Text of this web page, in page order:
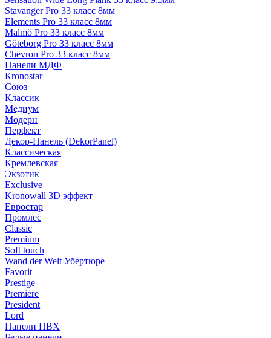
Stavanger Pro 33 класс 8мм
Elements Pro 33 класс 8мм
Malmö Pro 33 класс 8мм
Göteborg Pro 33 класс 8мм
Chevron Pro 33 класс 8мм
Панели МДФ
Кronostar
Союз
Классик
Медиум
Модерн
Перфект
Декор-Панель (DekorPanel)
Классическая
Кремлевская
Экзотик
Exclusive
Kronowall 3D эффект
Евростар
Промлес
Classic
Premium
Soft touch
Wand der Welt Убертюре
Favorit
Prestige
Premiere
President
Lord
Панели ПВХ